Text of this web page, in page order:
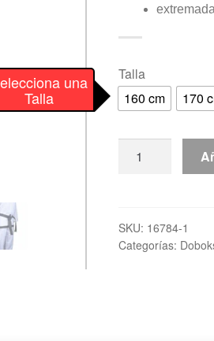
Talla
160 cm
170
una
Talla
Taekwon-
Approved
"Green"
SKU: 16784-1
Categorías: